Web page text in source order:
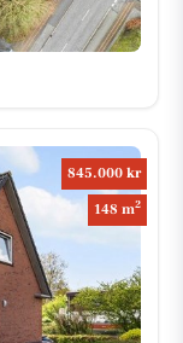
845.000 kr
148 m2